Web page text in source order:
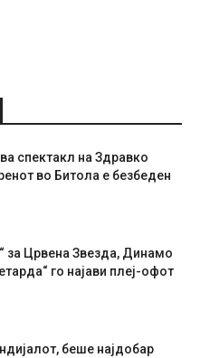
спектакл на Здравко
во Битола е безбеден
за Црвена Звезда, Динамо
го најави плеј-офот
беше најдобар